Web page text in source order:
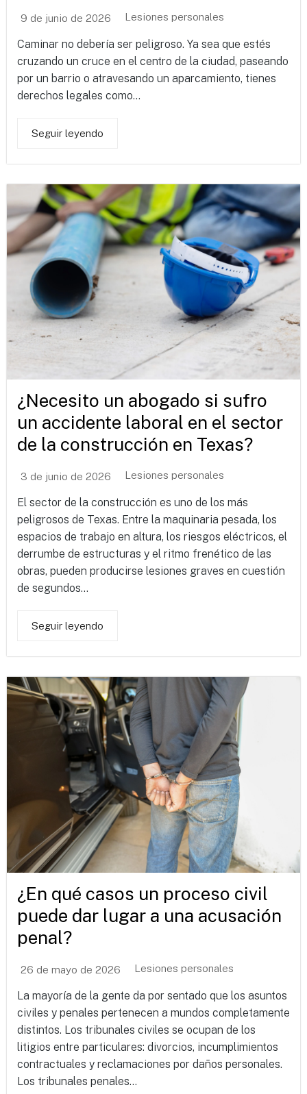
9 de junio de 2026 Lesiones personales
Caminar no debería ser peligroso. Ya sea que estés
cruzando un cruce en el centro de la ciudad, paseando
por un barrio o atravesando un aparcamiento, tienes
derechos legales como...
Seguir leyendo
¿Necesito un abogado si sufro
un accidente laboral en el sector
de la construcción en Texas?
3 de junio de 2026 Lesiones personales
El sector de la construcción es uno de los más
peligrosos de Texas. Entre la maquinaria pesada, los
espacios de trabajo en altura, los riesgos eléctricos, el
derrumbe de estructuras y el ritmo frenético de las
obras, pueden producirse lesiones graves en cuestión
de segundos...
Seguir leyendo
¿En qué casos un proceso civil
puede dar lugar a una acusación
penal?
26 de mayo de 2026 Lesiones personales
La mayoría de la gente da por sentado que los asuntos
civiles y penales pertenecen a mundos completamente
distintos. Los tribunales civiles se ocupan de los
litigios entre particulares: divorcios, incumplimientos
contractuales y reclamaciones por daños personales.
Los tribunales penales...